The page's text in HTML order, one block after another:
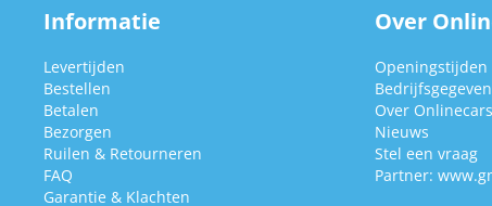
Informatie
Levertijden
Bestellen
Betalen
Bezorgen
Ruilen & Retourneren
FAQ
Garantie & Klachten
Over
Openingstijden
Over
Nieuws
Stel een vraag
Partner: